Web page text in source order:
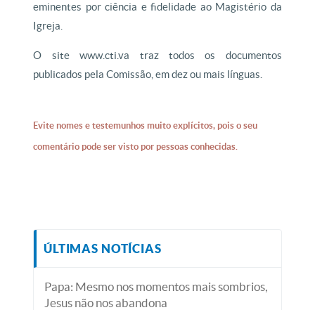
eminentes por ciência e fidelidade ao Magistério da
Igreja.
O site www.cti.va traz todos os documentos
publicados pela Comissão, em dez ou mais línguas.
Evite nomes e testemunhos muito explícitos, pois o seu
comentário pode ser visto por pessoas conhecidas.
ÚLTIMAS NOTÍCIAS
Papa: Mesmo nos momentos mais sombrios,
Jesus não nos abandona